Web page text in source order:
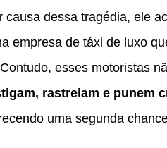
causa dessa tragédia, ele
empresa de táxi de luxo
esses motoristas
rastreiam e punem
uma segunda